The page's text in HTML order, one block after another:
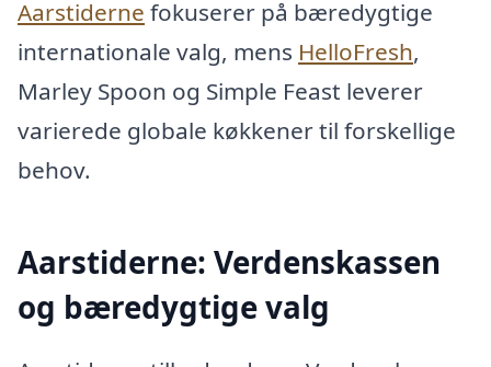
Aarstiderne fokuserer på bæredygtige
internationale valg, mens HelloFresh,
Marley Spoon og Simple Feast leverer
varierede globale køkkener til forskellige
behov.
Aarstiderne: Verdenskassen
og bæredygtige valg